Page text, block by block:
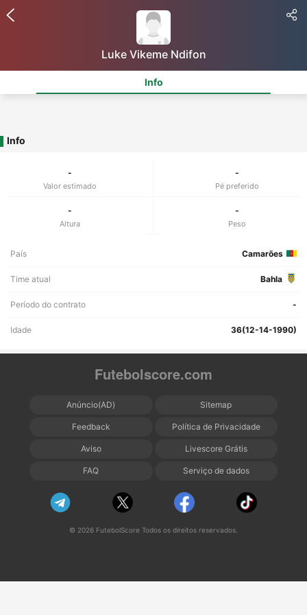
Luke Vikeme Ndifon
Info
Info
-
Valor estimado
-
Pé preferido
-
Altura
-
Peso
País Camarões
Time atual Bahla
Período do contrato -
Idade 36(12-14-1990)
Futebolscore.com
Anúncio(AD) Sitemap
Feedback Política de Privacidade
Aviso Livescore Grátis
FAQ Serviço de dados
© 2026 FutebolScore Todos os direitos reservados.